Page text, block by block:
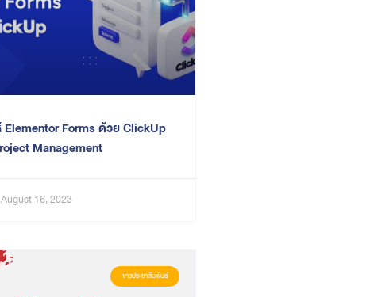
Elementor Forms ด้วย ClickUp
Management
August 16, 2023
ข่าวประชาสัมพันธ์